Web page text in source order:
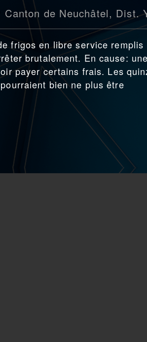
Canton de Neuchâtel, Dist.
frigos en libre service remplis
brutalement. En cause:
payer certains frais. Les
bien ne plus être